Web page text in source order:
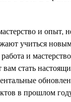
и опыт,
учиться
и
стать
в прошлом